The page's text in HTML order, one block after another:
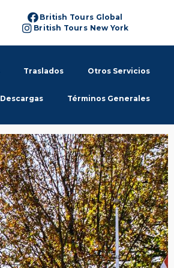
British Tours Global
British Tours New York
Traslados Otros Servicios
Descargas Términos Generales